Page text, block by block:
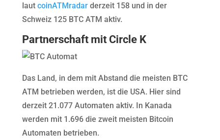
laut coinATMradarderzeit 158 und in der
Schweiz 125 BTC ATM aktiv.
Partnerschaft mit Circle K
Das Land, in dem mit Abstand die meisten BTC
ATM betrieben werden, ist die USA. Hier sind
derzeit 21.077 Automaten aktiv. In Kanada
werden mit 1.696 die zweit meisten Bitcoin
Automaten betrieben.